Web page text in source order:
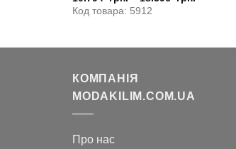
Код товара: 5912
КОМПАНІЯ
MODAKILIM.COM.UA
Про нас